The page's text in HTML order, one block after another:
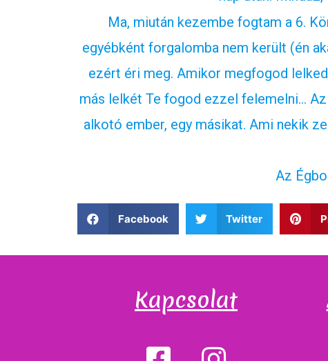
Ma, miután kezembe fogtam a 6.
egyébként forgalomba nem került (én
ezért éri meg. Amikor megfogod
más lelkét Te fogod ezzel felemelni…
alkotó ember, egy másikat. Ami nekik
Az
Facebook Twitter
Kapcsolat